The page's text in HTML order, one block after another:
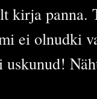
kirja panna.
ei olnudki
uskunud!